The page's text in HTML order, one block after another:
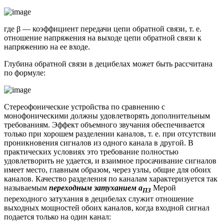
где β — коэффициент передачи цепи обратной связи, т. е.
отношение напряжения на выходе цепи обратной связи к
напряжению на ее входе.
Глубина обратной связи в децибелах может быть рассчитана
по формуле:
Стереофонические устройства по сравнению с
монофоническими должны удовлетворять дополнительным
требованиям. Эффект объемного звучания обеспечивается
только при хорошем разделении каналов, т. е. при отсутствии
проникновения сигналов из одного канала в другой. В
практических условиях это требование полностью
удовлетворить не удается, и взаимное просачивание сигналов
имеет место, главным образом, через узлы, общие для обоих
каналов. Качество разделения по каналам характеризуется так
называемым переходным затуханием аПЗ Мерой
переходного затухания в децибелах служит отношение
выходных мощностей обоих каналов, когда входной сигнал
подается только на один канал: